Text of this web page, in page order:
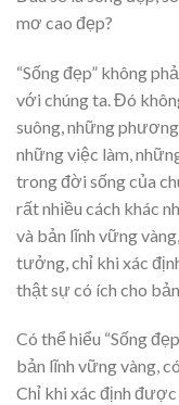
mơ cao đẹp?
“Sống đẹp” không
với chúng ta. Đó
suông, những
những việc làm,
trong đời sống của
rất nhiều cách khác
và bản lĩnh vững
tưởng, chỉ khi xác
thật sự có ích cho
Có thể hiểu “Sống
bản lĩnh vững vàng,
Chỉ khi xác định